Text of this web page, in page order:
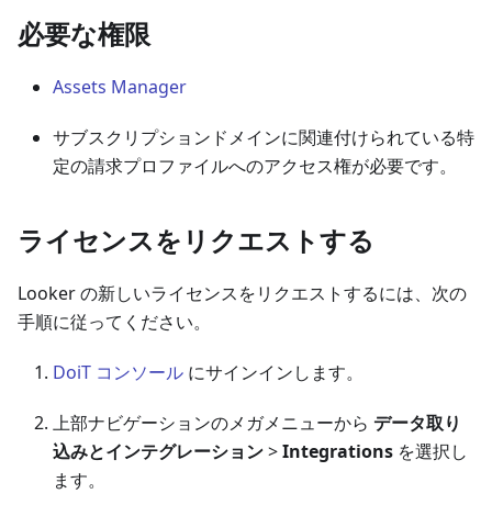
必要な権限
Assets Manager
サブスクリプションドメインに関連付けられている特
定の請求プロファイルへのアクセス権が必要です。
ライセンスをリクエストする
Looker の新しいライセンスをリクエストするには、次の
手順に従ってください。
DoiT コンソール にサインインします。
上部ナビゲーションのメガメニューから データ取り
込みとインテグレーション>Integrations を選択し
ます。